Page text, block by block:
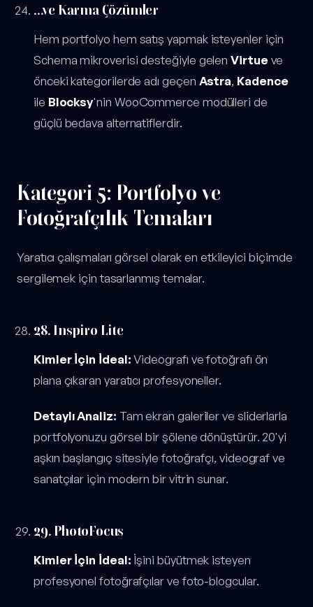
...ve Karma Çözümler
Hem portfolyo hem satış yapmak isteyenler için
Schema mikroverisi desteğiyle gelenVirtue ve
önceki kategorilerde adı geçen Astra, Kadence
ile Blocksy'nin WooCommerce modülleri de
güçlü bedava alternatiflerdir.
Kategori 5: Portfolyo ve
Fotoğrafçılık Temaları
Yaratıcı çalışmaları görsel olarak en etkileyici biçimde
sergilemek için tasarlanmış temalar.
28. Inspiro Lite
Kimler İçin İdeal:Videografı ve fotoğrafı ön
plana çıkaran yaratıcı profesyoneller.
Detaylı Analiz: Tam ekran galeriler ve sliderlarla
portfolyonuzu görsel bir şölene dönüştürür. 20'yi
aşkın başlangıç sitesiyle fotoğrafçı, videograf ve
sanatçılar için modern bir vitrin sunar.
29. PhotoFocus
Kimler İçin İdeal: İşini büyütmek isteyen
profesyonel fotoğrafçılar ve foto-blogcular.